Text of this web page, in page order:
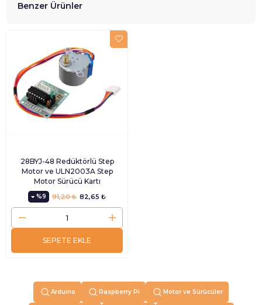
Benzer Ürünler
28BYJ-48 Redüktörlü Step
Motor ve ULN2003A Step
Motor Sürücü Kartı
%9 82,65 ₺
91,20 ₺
SEPETE EKLE
Arduino Raspberry Pi Motor ve Sürücüler